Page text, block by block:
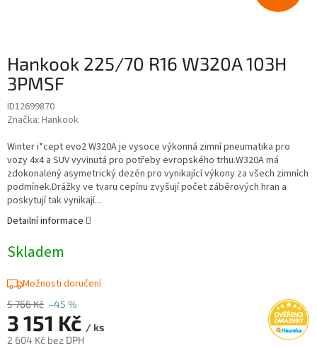
Hankook 225/70 R16 W320A 103H
3PMSF
ID12699870
Značka: Hankook
5 766 Kč –45 %
3 151 Kč / ks
2 604 Kč bez DPH
Skladem
Možnosti doručení
Winter i*cept evo2 W320A je vysoce výkonná zimní pneumatika pro
vozy 4x4 a SUV vyvinutá pro potřeby evropského trhu.W320A má
zdokonalený asymetrický dezén pro vynikající výkony za všech zimních
podmínek.Drážky ve tvaru cepínu zvyšují počet záběrových hran a
poskytují tak vynikají...
Detailní informace